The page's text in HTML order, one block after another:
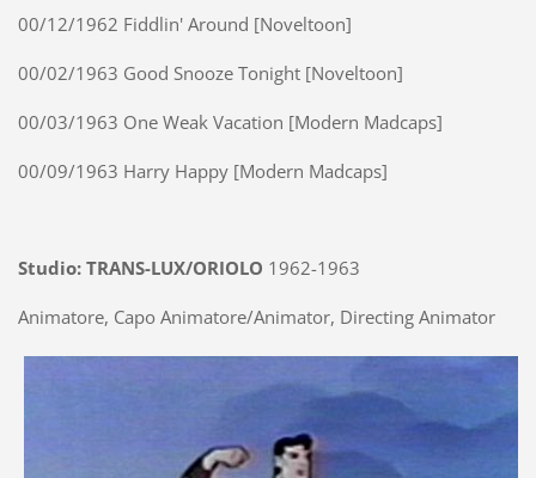
00/12/1962 Fiddlin' Around [Noveltoon]
00/02/1963 Good Snooze Tonight [Noveltoon]
00/03/1963 One Weak Vacation [Modern Madcaps]
00/09/1963 Harry Happy [Modern Madcaps]
Studio: TRANS-LUX/ORIOLO 1962-1963
Animatore, Capo Animatore/Animator, Directing Animator